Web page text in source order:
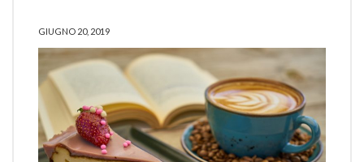
GIUGNO 20, 2019